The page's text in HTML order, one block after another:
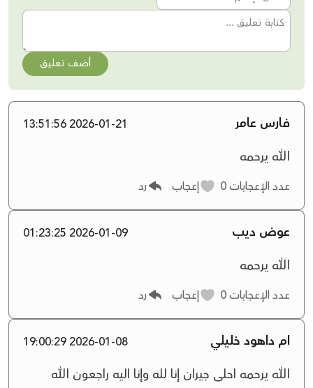
أضف تعليق
فارس عامر 2026-01-21 13:51:56
الله يرحمه
عدد الإعجابات إعجاب رد
عوض ديب 2026-01-09 01:23:25
الله يرحمه
عدد الإعجابات إعجاب رد
ام داهود خليلي 2026-01-08 19:00:29
الله يرحمه احلى جيران إنا لله وإنا اليه راجعون الله